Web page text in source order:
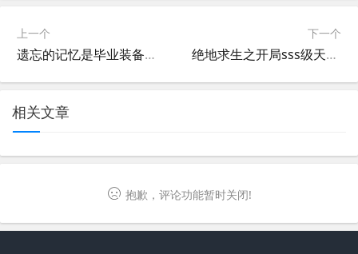
上一个
遗忘的记忆是毕业装备吗？-毕业装备有哪些可以带走的回忆
下一个
绝地求生之开局sss级天赋-绝地求生开局获得sss级天赋的技巧与玩法解析
相关文章
抱歉，评论功能暂时关闭!